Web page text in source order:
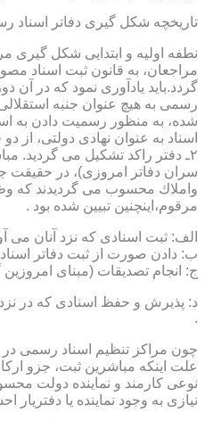
تاریخچه شكل گیری دفاتر اسناد
نطفه اولیه و ابتدایی شكل
گردد.باید یادآوری نمود كه در آن
رسمی به هیچ عنوان جنبه
شده، به منظور رسمیت دادن به
۲ـ دفتر راكد تشكیل می گردید.
سران دفاتر امروزی)، در حقیقت
مرقوم،اینچنین تبیین شده بود .
الف: ثبت اسنادی كه نزد آنان می
ب: دادن صورت از ثبت دفاتر
ج: انجام تصدیقات (مبنای
د: پذیرش و حفظ اسنادی كه در
.
چون مراكز تنظیم اسناد رسمی در
علت اینكه مباشرین ثبت، جزو
نوعی كارمند و نماینده دولت
نیازی به وجود نماینده یا